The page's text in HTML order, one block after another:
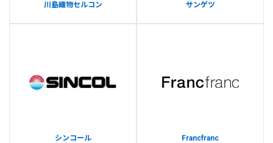
川島織物セルコン サンゲツ
シンコール Francfranc